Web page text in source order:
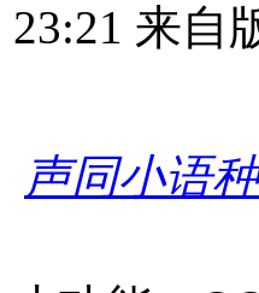
来自
声同小语